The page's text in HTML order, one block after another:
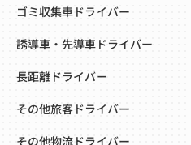
ゴミ収集車ドライバー
誘導車・先導車ドライバー
長距離ドライバー
その他旅客ドライバー
その他物流ドライバー